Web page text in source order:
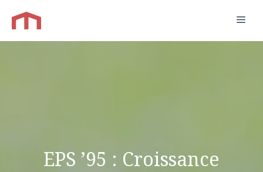
contenu
EPS ’95 : Croissance